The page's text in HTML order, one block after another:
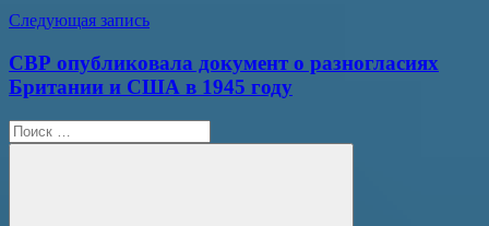
Следующая запись
СВР опубликовала документ о разногласиях
Британии и США в 1945 году
Поиск
для: